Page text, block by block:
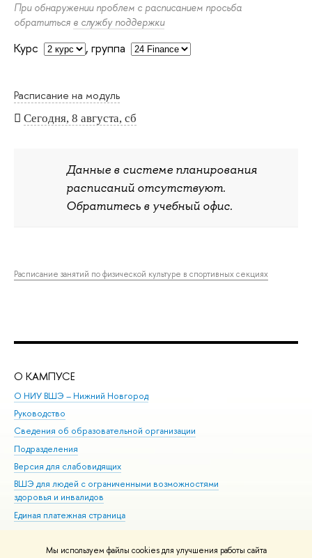
Мы используем файлы cookies для улучшения работы сайта
Расписание на модуль
Сегодня, 8 августа, сб
При обнаружении проблем с расписанием просьба
обратиться в службу поддержки
Курс , группа
Данные в системе планирования
расписаний отсутствуют.
Обратитесь в учебный офис.
Расписание занятий по физической культуре в спортивных секциях
О КАМПУСЕ
О НИУ ВШЭ – Нижний Новгород
Руководство
Сведения об образовательной организации
Подразделения
Версия для слабовидящих
ВШЭ для людей с ограниченными возможностями
здоровья и инвалидов
Единая платежная страница